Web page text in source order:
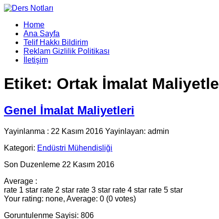
Home
Ana Sayfa
Telif Hakkı Bildirim
Reklam Gizlilik Politikası
İletişim
Etiket: Ortak İmalat
Genel İmalat Maliyetleri
Yayinlanma : 22 Kasım 2016 Yayinlayan: admin
Kategori: Endüstri Mühendisliği
Son Duzenleme 22 Kasım 2016
Average :
rate 1 star rate 2 star rate 3 star rate 4 star rate 5 star
Your rating: none, Average: 0 (0 votes)
Goruntulenme Sayisi: 806